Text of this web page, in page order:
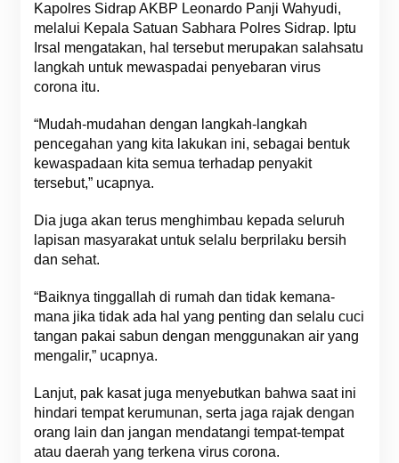
Kapolres Sidrap AKBP Leonardo Panji Wahyudi,
melalui Kepala Satuan Sabhara Polres Sidrap. Iptu
Irsal mengatakan, hal tersebut merupakan salahsatu
langkah untuk mewaspadai penyebaran virus
corona itu.
“Mudah-mudahan dengan langkah-langkah
pencegahan yang kita lakukan ini, sebagai bentuk
kewaspadaan kita semua terhadap penyakit
tersebut,” ucapnya.
Dia juga akan terus menghimbau kepada seluruh
lapisan masyarakat untuk selalu berprilaku bersih
dan sehat.
“Baiknya tinggallah di rumah dan tidak kemana-
mana jika tidak ada hal yang penting dan selalu cuci
tangan pakai sabun dengan menggunakan air yang
mengalir,” ucapnya.
Lanjut, pak kasat juga menyebutkan bahwa saat ini
hindari tempat kerumunan, serta jaga rajak dengan
orang lain dan jangan mendatangi tempat-tempat
atau daerah yang terkena virus corona.